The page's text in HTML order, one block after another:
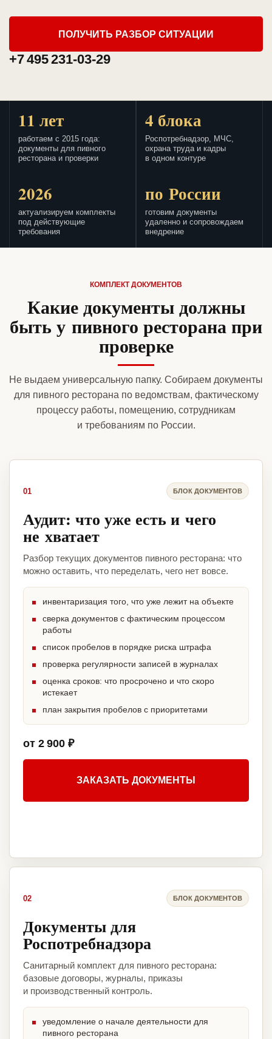
ПОЛУЧИТЬ РАЗБОР СИТУАЦИИ
+7 495 231-03-29
11 лет
работаем с 2015 года:
документы для пивного
ресторана и проверки
4 блока
Роспотребнадзор, МЧС,
охрана труда и кадры
в одном контуре
2026
актуализируем комплекты
под действующие
требования
по России
готовим документы
удаленно и сопровождаем
внедрение
КОМПЛЕКТ ДОКУМЕНТОВ
Какие документы должны
быть у пивного ресторана при
проверке
Не выдаем универсальную папку. Собираем документы
для пивного ресторана по ведомствам, фактическому
процессу работы, помещению, сотрудникам
и требованиям по России.
01 БЛОК ДОКУМЕНТОВ
Аудит: что уже есть и чего
не хватает
Разбор текущих документов пивного ресторана: что
можно оставить, что переделать, чего нет вовсе.
инвентаризация того, что уже лежит на объекте
сверка документов с фактическим процессом
работы
список пробелов в порядке риска штрафа
проверка регулярности записей в журналах
оценка сроков: что просрочено и что скоро
истекает
план закрытия пробелов с приоритетами
от 2 900 ₽
ЗАКАЗАТЬ ДОКУМЕНТЫ
02 БЛОК ДОКУМЕНТОВ
Документы для
Роспотребнадзора
Санитарный комплект для пивного ресторана:
базовые договоры, журналы, приказы
и производственный контроль.
уведомление о начале деятельности для
пивного ресторана